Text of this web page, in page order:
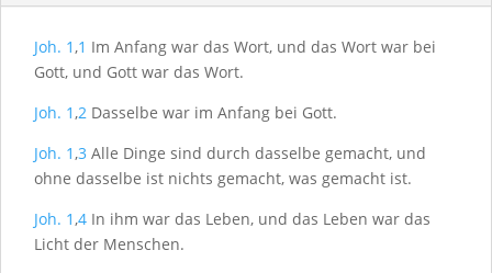
Joh. 1,1 Im Anfang war das Wort, und das Wort war bei
Gott, und Gott war das Wort.
Joh. 1,2 Dasselbe war im Anfang bei Gott.
Joh. 1,3 Alle Dinge sind durch dasselbe gemacht, und
ohne dasselbe ist nichts gemacht, was gemacht ist.
Joh. 1,4 In ihm war das Leben, und das Leben war das
Licht der Menschen.